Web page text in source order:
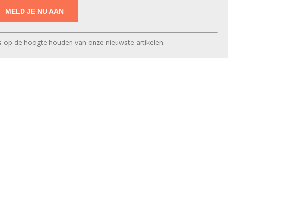
op de hoogte houden van onze nieuwste artikelen.